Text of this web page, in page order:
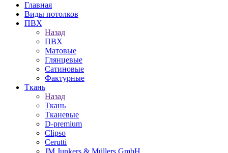
Главная
Виды потолков
ПВХ
Назад
ПВХ
Матовые
Глянцевые
Сатиновые
Фактурные
Ткань
Назад
Ткань
Тканевые
D-premium
Clipso
Cerutti
JM Junkers & Müllers GmbH